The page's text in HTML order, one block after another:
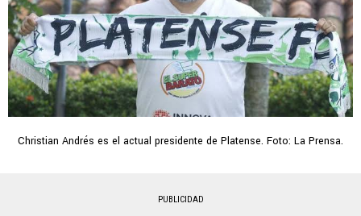
Christian Andrés es el actual presidente de Platense. Foto: La Prensa.
PUBLICIDAD